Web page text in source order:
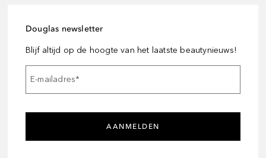
Douglas newsletter
Blijf altijd op de hoogte van het laatste beautynieuws!
E-mailadres*
AANMELDEN